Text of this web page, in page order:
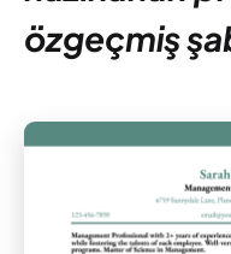
özgeçmiş